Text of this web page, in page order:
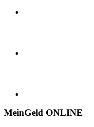
MeinGeld ONLINE